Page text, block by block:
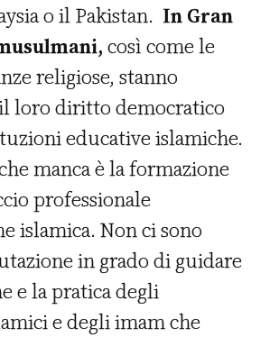
o il Pakistan. In Gran
così come le
religiose, stanno
loro diritto democratico
educative islamiche.
manca è la formazione
professionale
islamica. Non ci sono
in grado di guidare
e la pratica degli
e degli imam che